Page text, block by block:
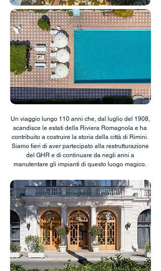
Un viaggio lungo 110 anni che, dal luglio del 1908,
scandisce le estati della Riviera Romagnola e ha
contribuito a costruire la storia della città di Rimini.
Siamo fieri di aver partecipato alla restrutturazione
del GHR e di continuare da negli anni a
manutentare gli impianti di questo luogo magico.